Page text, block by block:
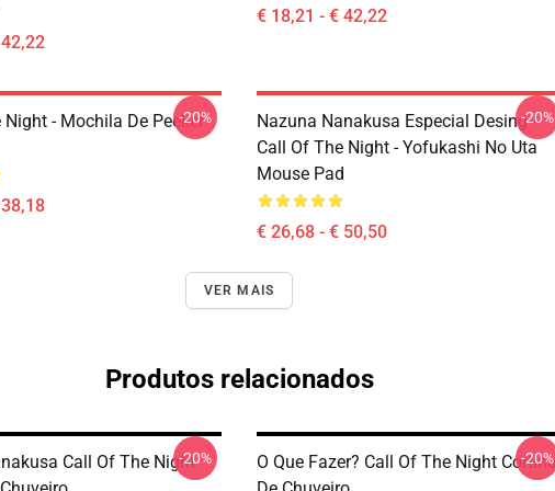
€ 18,21 - € 42,22
Night - Mochila De Peeker
-20%
Nazuna Nanakusa Especial Desing -
Call Of The Night - Yofukashi No Uta
Mouse Pad
€ 26,68 - € 50,50
-20%
VER MAIS
Produtos relacionados
Call Of The Night-20%
O Que Fazer? Call Of The Night Cortina
-20%